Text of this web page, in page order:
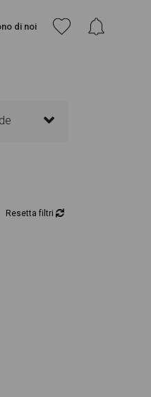
di noi
Resetta filtri